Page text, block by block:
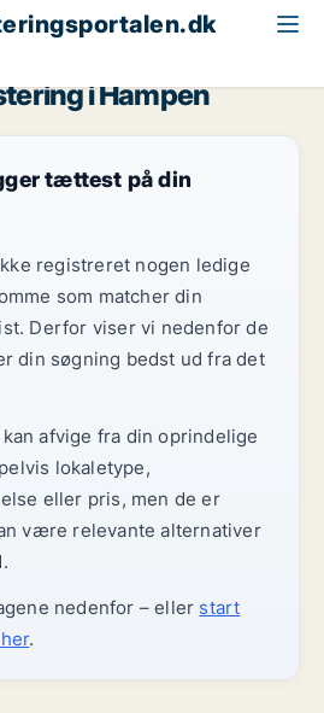
i Hampen
tættest på din
registreret nogen ledige
som matcher din
Derfor viser vi nedenfor de
din søgning bedst ud fra det
afvige fra din oprindelige
lokaletype,
eller pris, men de er
være relevante alternativer
nedenfor – eller start
.